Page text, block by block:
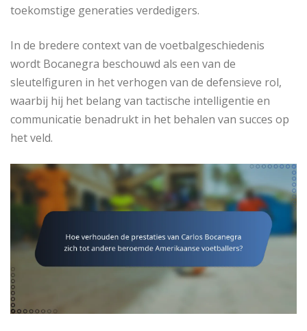
toekomstige generaties verdedigers.
In de bredere context van de voetbalgeschiedenis
wordt Bocanegra beschouwd als een van de
sleutelfiguren in het verhogen van de defensieve rol,
waarbij hij het belang van tactische intelligentie en
communicatie benadrukt in het behalen van succes op
het veld.